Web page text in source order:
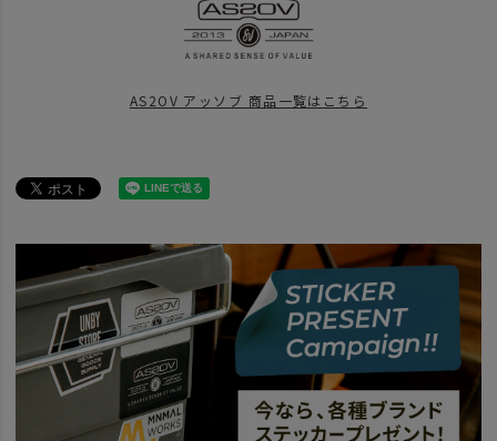
ボストンバッグ
リュック バックパック
AS2OV アッソブ
BRAND AS2OV アッソブ
news Exclusive Ballistic Series Fair
news AS2OVのGOLFギア
news 大容量でおすすめ！「リュック・バックパック」特集。
トートバッグ
AS2OV アッソブ 商品一覧はこちら